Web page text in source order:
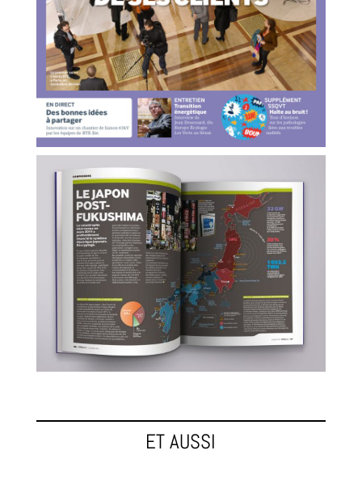
ET AUSSI